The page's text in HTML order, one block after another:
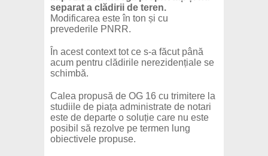
separat a clădirii de teren.
Modificarea este în ton și cu
prevederile PNRR.
În acest context tot ce s-a făcut până
acum pentru clădirile nerezidențiale se
schimbă.
Calea propusă de OG 16 cu trimitere la
studiile de piața administrate de notari
este de departe o soluție care nu este
posibil să rezolve pe termen lung
obiectivele propuse.